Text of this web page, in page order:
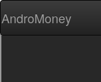
AndroMoney